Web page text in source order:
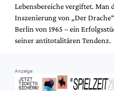
Lebensbereiche vergiftet. Man
Inszenierung von „Der
Berlin von 1965 – ein
seiner antitotalitären Tendenz.
Anzeige